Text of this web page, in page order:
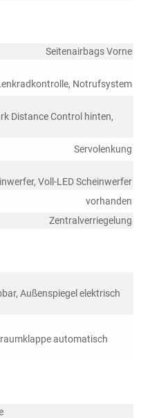
Seitenairbags Vorne
Notrufsystem
Distance Control hinten,
Servolenkung
Voll-LED Scheinwerfer
vorhanden
Zentralverriegelung
Außenspiegel elektrisch
automatisch